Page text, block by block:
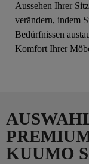
Aussehen Ihrer
verändern, indem
Bedürfnissen
Komfort Ihrer
KUUMO